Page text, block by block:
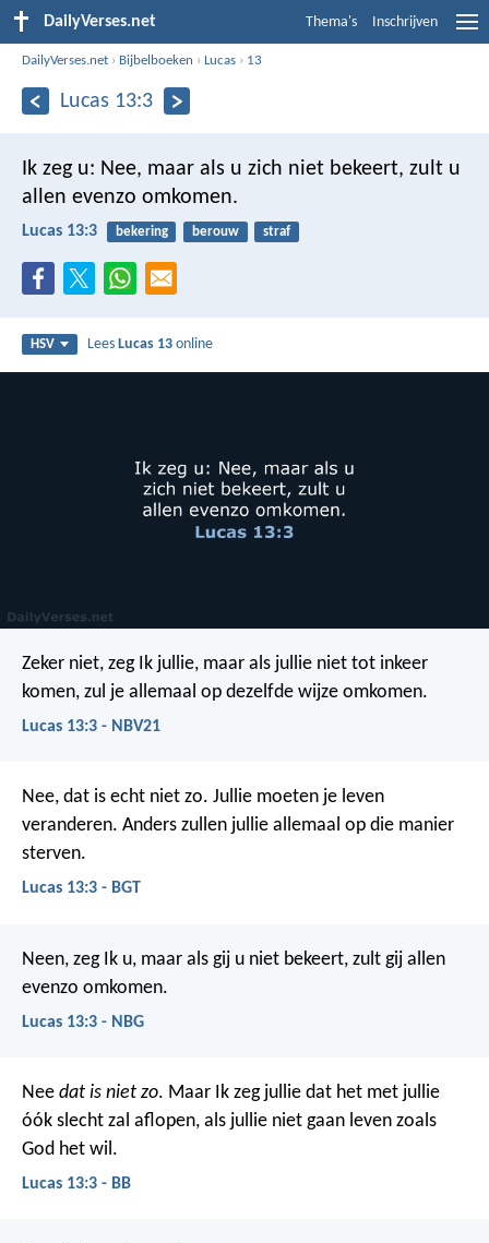
DailyVerses.net Thema's Inschrijven
DailyVerses.net › Bijbelboeken ›Lucas › 13
Lucas 13:3
Ik zeg u: Nee, maar als u zich niet bekeert, zult u
allen evenzo omkomen.
Lucas 13:3 bekering berouw straf
HSV LeesLucas 13 online
Zeker niet, zeg Ik jullie, maar als jullie niet tot inkeer
komen, zul je allemaal op dezelfde wijze omkomen.
Lucas 13:3 - NBV21
Nee, dat is echt niet zo. Jullie moeten je leven
veranderen. Anders zullen jullie allemaal op die manier
sterven.
Lucas 13:3 - BGT
Neen, zeg Ik u, maar als gij u niet bekeert, zult gij allen
evenzo omkomen.
Lucas 13:3 - NBG
Nee dat is niet zo. Maar Ik zeg jullie dat het met jullie
óók slecht zal aflopen, als jullie niet gaan leven zoals
God het wil.
Lucas 13:3 - BB